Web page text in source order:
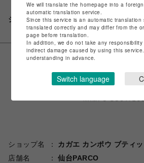
シェアする
ショップ名
カガエ カンポウ ブティッ
店舗名
仙台PARCO
We will translate the homepage into a
automatic translation service.
Since this service is an automatic translation
translated correctly and may differ from the
page before translation.
In addition, we do not take any
indirect damage caused by using this
understanding in advance.
Switch language